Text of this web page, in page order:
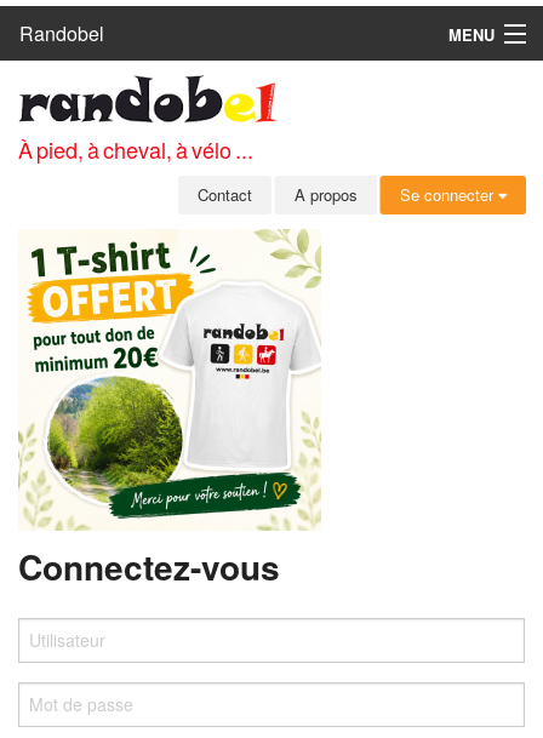
Randobel
MENU
CIRCUITS
CLUBS
MEMBRES
SE CONNECTER
INSCRIPTION GRATUITE
MOT DE PASSE OUBLIÉ
À pied, à cheval, à vélo ...
Contact A propos Se connecter
Connectez-vous